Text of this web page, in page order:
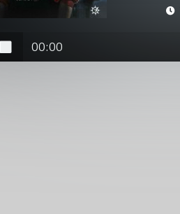
00:00